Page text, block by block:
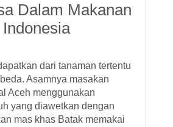
Dalam Makanan
Indonesia
dari tanaman tertentu
Asamnya masakan
Aceh menggunakan
yang diawetkan dengan
mas khas Batak memakai